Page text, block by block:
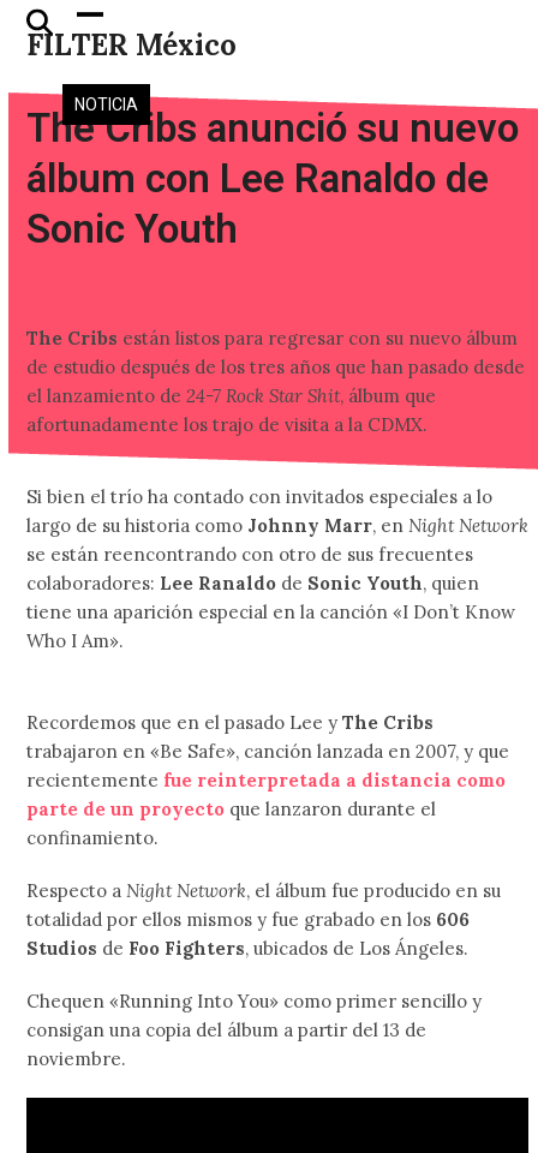
Skip
FILTER México
Open
mobile
menu
Close
mobile
menu
NOTICIA
The Cribs anunció su nuevo
álbum con Lee Ranaldo de
Sonic Youth
The Cribs están listos para regresar con su nuevo álbum
de estudio después de los tres años que han pasado desde
el lanzamiento de24-7 Rock Star Shit, álbum que
afortunadamente los trajo de visita a la CDMX.
Si bien el trío ha contado con invitados especiales a lo
largo de su historia como Johnny Marr, enNight Network
se están reencontrando con otro de sus frecuentes
colaboradores: Lee Ranaldo de Sonic Youth, quien
tiene una aparición especial en la canción «I Don’t Know
Who I Am».
Recordemos que en el pasado Lee yThe Cribs
trabajaron en «Be Safe», canción lanzada en 2007, y que
recientemente fue reinterpretada a distancia como
parte de un proyecto que lanzaron durante el
confinamiento.
Respecto aNight Network, el álbum fue producido en su
totalidad por ellos mismos y fue grabado en los 606
Studios de Foo Fighters, ubicados de Los Ángeles.
Chequen «Running Into You» como primer sencillo y
consigan una copia del álbum a partir del 13 de
noviembre.